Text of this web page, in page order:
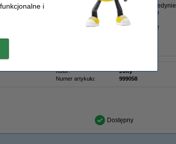
przeciwieństwie do zwykłej ściereczki do kurzu, która jedynie
swoich włóknach. Przywierają do niej nawet najmniejsze
ściereczkę w obu kierunkach. Unikaj dostania się
Kolor:
żółty
Numer artykułu: 999058
Dostępny
i